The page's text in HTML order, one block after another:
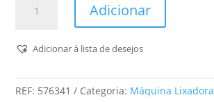
Excêntrica
Ec
125/3
Adicionar
Adicionar á lista de desejos
REF: 576341 Categoria: Máquina Lixadora